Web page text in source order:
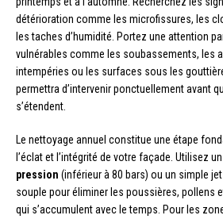
détérioration comme les microfissures, les
les taches d’humidité. Portez une attention
vulnérables comme les soubassements, les
intempéries ou les surfaces sous les
permettra d’intervenir ponctuellement avant
s’étendent.
Le nettoyage annuel constitue une étape
l’éclat et l’intégrité de votre façade. Utilisez un
pression (inférieur à 80 bars) ou un simple
souple pour éliminer les poussières, pollens
qui s’accumulent avec le temps. Pour les